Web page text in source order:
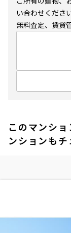
い合わせください
無料査定、賃貸
このマンシ
ンションもチ